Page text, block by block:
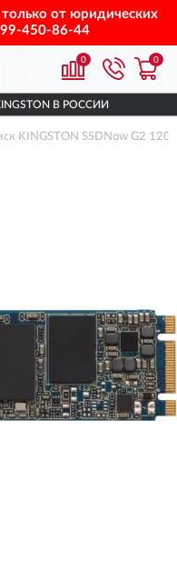
от юридических
450-86-44
0 0
В РОССИИ
KINGSTON SSDNow G2